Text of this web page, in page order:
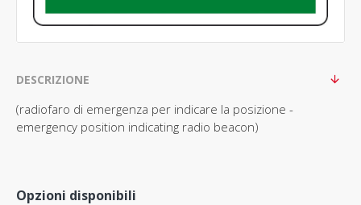
DESCRIZIONE
(radiofaro di emergenza per indicare la posizione -
emergency position indicating radio beacon)
Opzioni disponibili